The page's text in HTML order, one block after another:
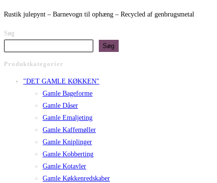
Rustik julepynt – Barnevogn til ophæng – Recycled af genbrugsmetal
Søg
Søg
Produktkategorier
"DET GAMLE KØKKEN"
Gamle Bageforme
Gamle Dåser
Gamle Emaljeting
Gamle Kaffemøller
Gamle Kniplinger
Gamle Kobberting
Gamle Kotavler
Gamle Køkkenredskaber